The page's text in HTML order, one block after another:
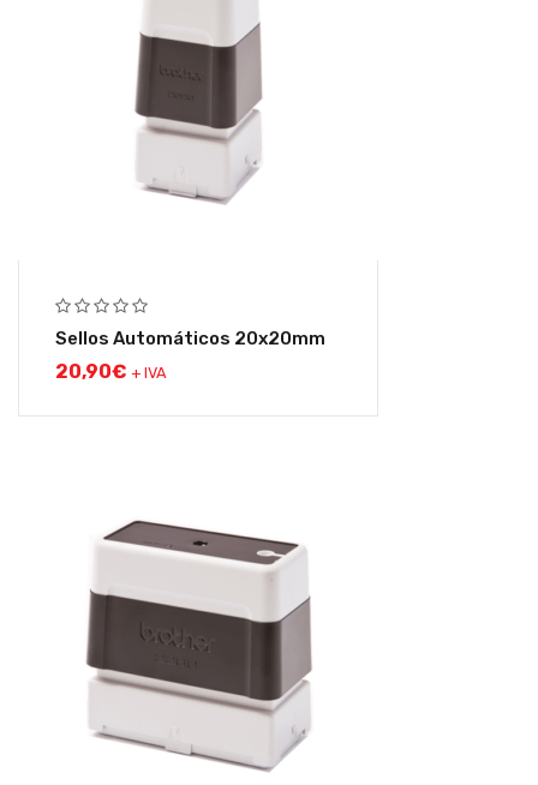
Sellos Automáticos 20x20mm
20,90€ + IVA